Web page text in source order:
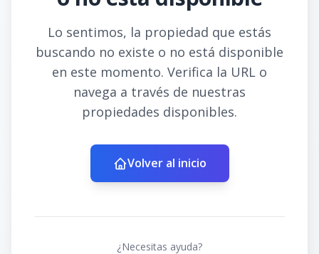
Lo sentimos, la propiedad que estás
buscando no existe o no está disponible
en este momento. Verifica la URL o
navega a través de nuestras
propiedades disponibles.
Volver al inicio
¿Necesitas ayuda?